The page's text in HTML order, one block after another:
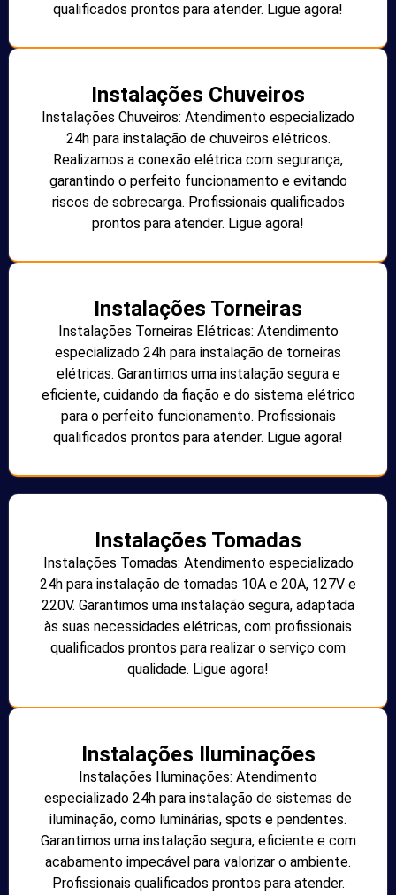
qualificados prontos para atender. Ligue agora!
Instalações Chuveiros
Instalações Chuveiros: Atendimento especializado
24h para instalação de chuveiros elétricos.
Realizamos a conexão elétrica com segurança,
garantindo o perfeito funcionamento e evitando
riscos de sobrecarga. Profissionais qualificados
prontos para atender. Ligue agora!
Instalações Torneiras
Instalações Torneiras Elétricas: Atendimento
especializado 24h para instalação de torneiras
elétricas. Garantimos uma instalação segura e
eficiente, cuidando da fiação e do sistema elétrico
para o perfeito funcionamento. Profissionais
qualificados prontos para atender. Ligue agora!
Instalações Tomadas
Instalações Tomadas: Atendimento especializado
24h para instalação de tomadas 10A e 20A, 127V e
220V. Garantimos uma instalação segura, adaptada
às suas necessidades elétricas, com profissionais
qualificados prontos para realizar o serviço com
qualidade. Ligue agora!
Instalações Iluminações
Instalações Iluminações: Atendimento
especializado 24h para instalação de sistemas de
iluminação, como luminárias, spots e pendentes.
Garantimos uma instalação segura, eficiente e com
acabamento impecável para valorizar o ambiente.
Profissionais qualificados prontos para atender.